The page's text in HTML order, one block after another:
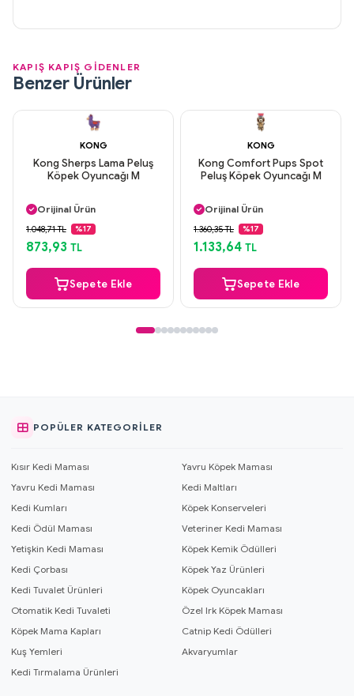
KAPIŞ KAPIŞ GİDENLER
Benzer Ürünler
KONG
Kong Sherps Lama Peluş
Köpek Oyuncağı M
Orijinal Ürün
Güvenli Ödeme
Aynı Gün Kargo
1.048,71 TL %17
873,93 TL
Sepete Ekle
KONG
Kong Comfort Pups Spot
Peluş Köpek Oyuncağı M
Orijinal Ürün
Güvenli Ödeme
Aynı Gün Kargo
1.360,35 TL %17
1.133,64 TL
Sepete Ekle
POPÜLER KATEGORILER
Kısır Kedi Maması
Yavru Köpek Maması
Yavru Kedi Maması
Kedi Maltları
Kedi Kumları
Köpek Konserveleri
Kedi Ödül Maması
Veteriner Kedi Maması
Yetişkin Kedi Maması
Köpek Kemik Ödülleri
Kedi Çorbası
Köpek Yaz Ürünleri
Kedi Tuvalet Ürünleri
Köpek Oyuncakları
Otomatik Kedi Tuvaleti
Özel Irk Köpek Maması
Köpek Mama Kapları
Catnip Kedi Ödülleri
Kuş Yemleri
Akvaryumlar
Kedi Tırmalama Ürünleri